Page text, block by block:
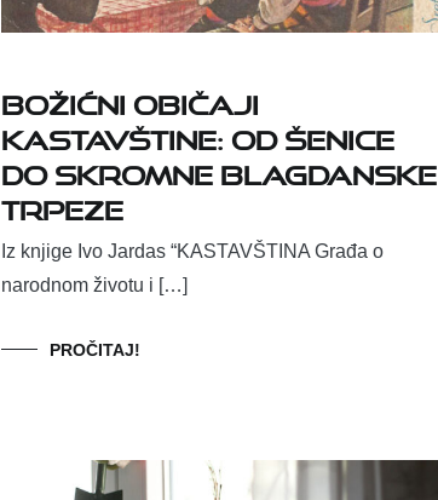
Božićni običaji
Kastavštine: od šenice
do skromne blagdanske
trpeze
Iz knjige Ivo Jardas “KASTAVŠTINA Građa o
narodnom životu i […]
PROČITAJ!